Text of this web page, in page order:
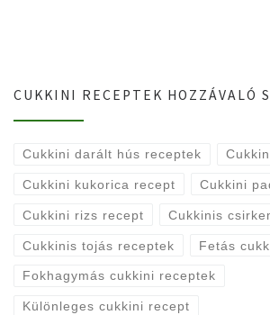
CUKKINI RECEPTEK HOZZÁVALÓ
Cukkini darált hús receptek
Cukkini kukorica recept Cukkini
Cukkini rizs recept Cukkinis
Cukkinis tojás receptek Fetás
Fokhagymás cukkini receptek
Különleges cukkini recept